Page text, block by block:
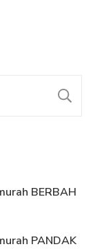
BERBAH
PANDAK